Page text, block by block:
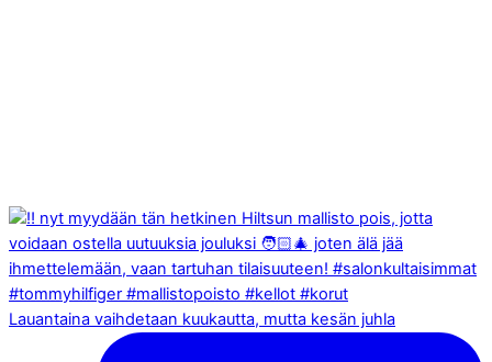
Lauantaina vaihdetaan kuukautta, mutta kesän juhla